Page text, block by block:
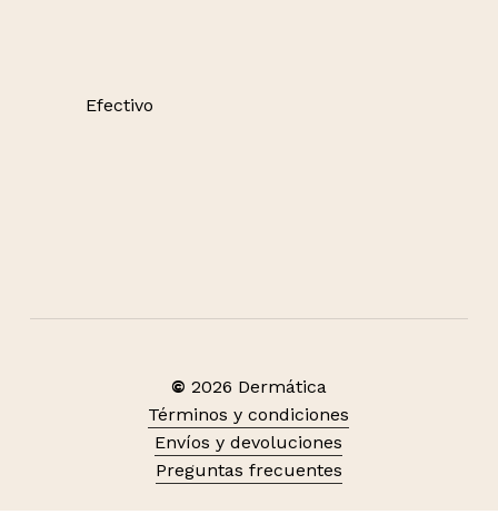
Efectivo
© 2026 Dermática
Términos y condiciones
Envíos y devoluciones
Preguntas frecuentes